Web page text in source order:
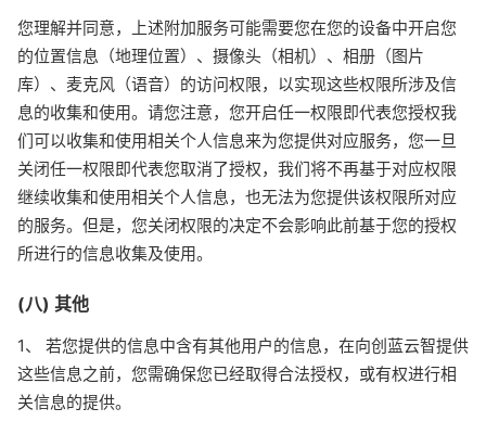
您理解并同意，上述附加服务可能需要您在您的设备中开启您
的位置信息（地理位置）、摄像头（相机）、相册（图片
库）、麦克风（语音）的访问权限，以实现这些权限所涉及信
息的收集和使用。请您注意，您开启任一权限即代表您授权我
们可以收集和使用相关个人信息来为您提供对应服务，您一旦
关闭任一权限即代表您取消了授权，我们将不再基于对应权限
继续收集和使用相关个人信息，也无法为您提供该权限所对应
的服务。但是，您关闭权限的决定不会影响此前基于您的授权
所进行的信息收集及使用。
(八) 其他
1、 若您提供的信息中含有其他用户的信息，在向创蓝云智提供
这些信息之前，您需确保您已经取得合法授权，或有权进行相
关信息的提供。